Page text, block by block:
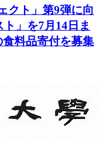
クト」第9弾に向
」を7月14日ま
料品寄付を募集